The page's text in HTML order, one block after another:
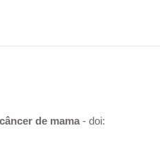
de mama- doi: